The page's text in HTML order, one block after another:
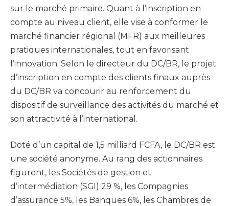
sur le marché primaire. Quant à l’inscription en
compte au niveau client, elle vise à conformer le
marché financier régional (MFR) aux meilleures
pratiques internationales, tout en favorisant
l’innovation. Selon le directeur du DC/BR, le projet
d’inscription en compte des clients finaux auprès
du DC/BR va concourir au renforcement du
dispositif de surveillance des activités du marché et
son attractivité à l’international.
Doté d’un capital de 1,5 milliard FCFA, le DC/BR est
une société anonyme. Au rang des actionnaires
figurent, les Sociétés de gestion et
d’intermédiation (SGI) 29 %, les Compagnies
d’assurance 5%, les Banques 6%, les Chambres de